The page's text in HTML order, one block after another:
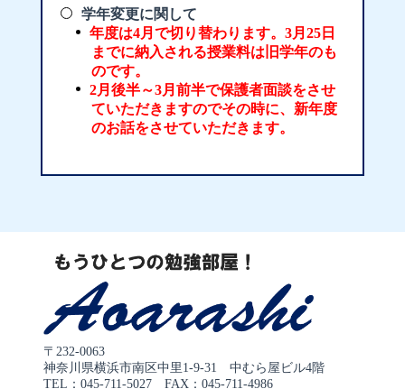
学年変更に関して
年度は4月で切り替わります。3月25日
までに納入される授業料は旧学年のも
のです。
2月後半～3月前半で保護者面談をさせ
ていただきますのでその時に、新年度
のお話をさせていただきます。
〒232-0063
神奈川県横浜市南区中里1-9-31 中むら屋ビル4階
TEL：045-711-5027 FAX：045-711-4986